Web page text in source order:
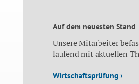
Auf dem neuesten Stand
Unsere Mitarbeiter
laufend mit aktuellen
Wirtschaftsprüfung ›